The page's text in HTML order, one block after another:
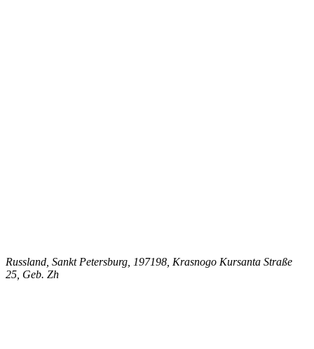
Russland, Sankt Petersburg, 197198, Krasnogo Kursanta Straße
25, Geb. Zh